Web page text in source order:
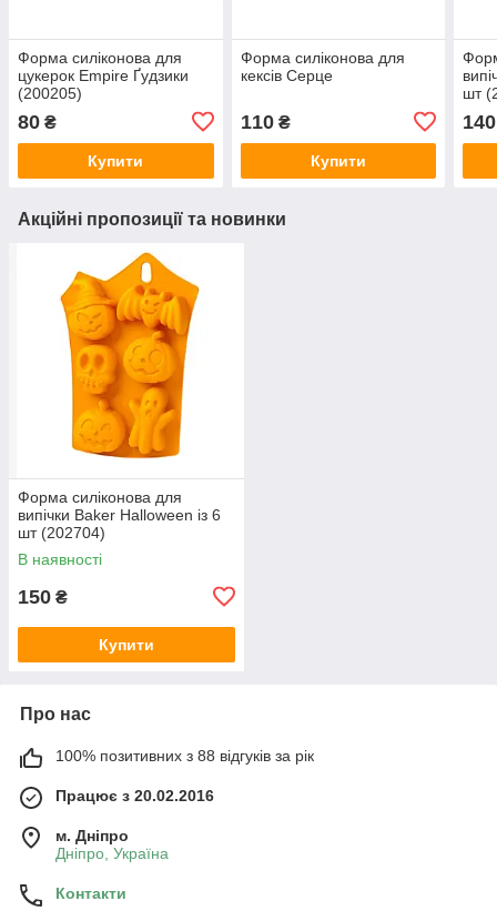
Форма силіконова для
цукерок Empire Ґудзики
(200205)
80 ₴
Купити
Форма силіконова для
кексів Серце
110₴
Купити
шт
140
Акційні пропозиції та новинки
Форма силіконова для
випічки Baker Halloween із 6
шт (202704)
В наявності
150 ₴
Купити
Про нас
100% позитивних з 88 відгуків за рік
Працює з 20.02.2016
м. Дніпро
Дніпро, Україна
Контакти